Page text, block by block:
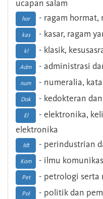
ucapan salam
hor - ragam hormat,
kas - kasar, ragam
kl - klasik,
Adm - administrasi
num - numeralia,
Dok - kedokteran
El
- elektronika,
elektronika
Idt - perindustrian
Kom - ilmu
Pet - petrologi serta
Pol - politik dan